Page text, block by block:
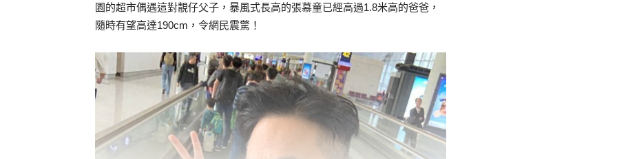
園的超市偶遇這對靚仔父子，暴風式長高的張慕童已經高過1.8米高的爸爸，
隨時有望高達190cm，令網民震驚！